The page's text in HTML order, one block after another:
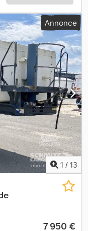
volume de
: , 3ème essieu : ,
encastrement
de freinage
intérieure, bâche
connecteurs 2x7
notre gamme
un financement ?
proposons des
complet et des
votre disposition pour
Annonce
1 / 13
7 950 €